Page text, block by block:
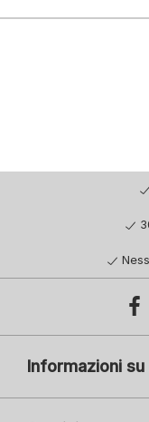
Informazioni su